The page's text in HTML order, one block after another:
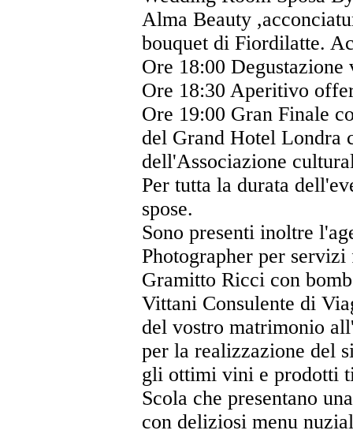
Alma Beauty
bouquet di Fiordilatte.
Ore 18:00
Ore 18:30 Aperitivo
Ore 19:00 Gran Finale
del Grand Hotel Londra
dell'Associazione
Per tutta la durata
spose.
Sono presenti inoltre
Photographer per
Gramitto Ricci con
Vittani Consulente di
del vostro matrimonio
per la realizzazione del
gli ottimi vini e prodotti
Scola che presentano
con deliziosi menu